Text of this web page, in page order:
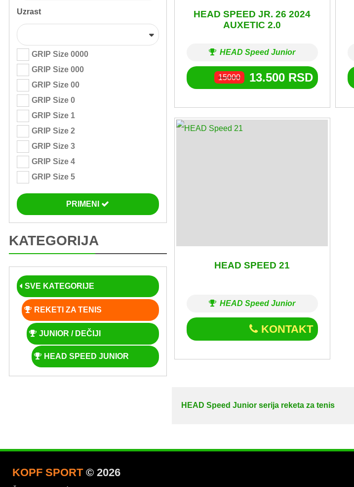
Uzrast
GRIP Size 0000
GRIP Size 000
GRIP Size 00
GRIP Size 0
GRIP Size 1
GRIP Size 2
GRIP Size 3
GRIP Size 4
GRIP Size 5
PRIMENI
KATEGORIJA
SVE KATEGORIJE
REKETI ZA TENIS
JUNIOR / DEČIJI
HEAD SPEED JUNIOR
HEAD SPEED JR. 26 2024
AUXETIC 2.0
HEAD Speed Junior
15000 13.500 RSD
HEAD SPEED 21
HEAD Speed Junior
KONTAKT
HEAD Speed Junior serija reketa za tenis
KOPF SPORT© 2026